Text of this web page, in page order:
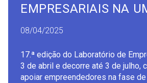
EMPRESARIAIS NA
08/04/2025
17.ª edição do Laboratório de
3 de abril e decorre até 3 de julho,
apoiar empreendedores na fase